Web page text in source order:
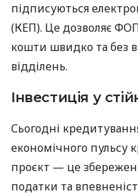
підписуються
(КЕП). Це дозволяє
кошти швидко та без
відділень.
Інвестиція у
Сьогодні
економічного пульсу
проєкт — це
податки та